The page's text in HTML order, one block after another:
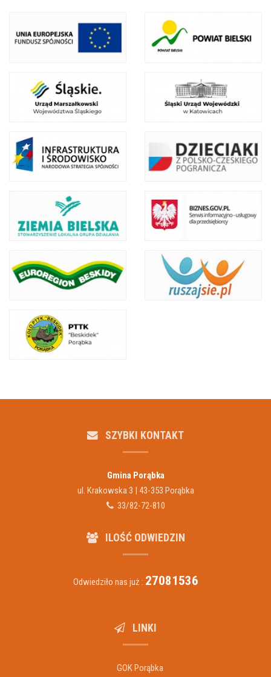
SZYBKI KONTAKT
Gmina Porąbka
ul. Krakowska 3 | 43-353 Porąbka
33/82-72-810
ILOŚĆ ODWIEDZIN
Odwiedziło nas już : 27081536
LINKI
GOK Porąbka